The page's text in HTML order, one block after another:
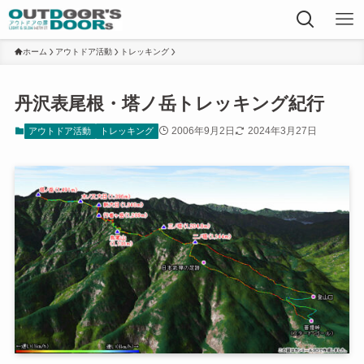
ホーム アウトドア活動 トレッキング
丹沢表尾根・塔ノ岳トレッキング紀行
アウトドア活動 トレッキング 2006年9月2日 2024年3月27日